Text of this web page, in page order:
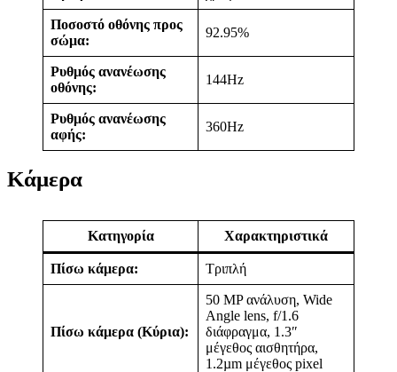
Ποσοστό οθόνης προς
σώμα:
92.95%
Ρυθμός ανανέωσης
οθόνης:
144Hz
Ρυθμός ανανέωσης
αφής:
360Hz
Κάμερα
Κατηγορία Χαρακτηριστικά
Πίσω κάμερα: Τριπλή
Πίσω κάμερα (Κύρια):
50 MP ανάλυση, Wide
Angle lens, f/1.6
διάφραγμα, 1.3″
μέγεθος αισθητήρα,
1.2µm μέγεθος pixel